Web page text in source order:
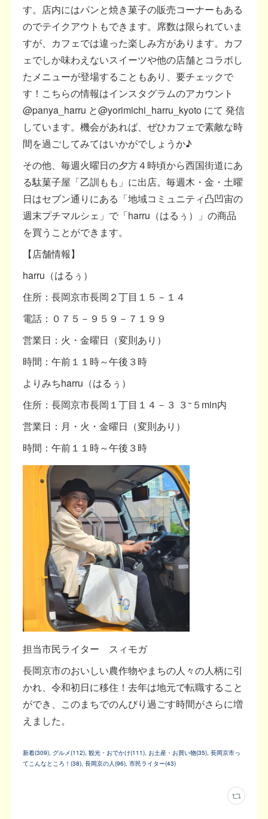
す。店内にはパンと焼き菓子の販売コーナーもある
のでテイクアウトもできます。席数は限られていま
すが、カフェでは違った楽しみ方があります。カフ
ェでしか味わえないスイーツや他の店舗とコラボし
たメニューが登場することもあり、要チェックで
す！こちらの情報はインスタグラムのアカウント
@panya_harru と@yorimichi_harru_kyoto にて 発信
しています。機会があれば、ぜひカフェで素敵な時
間を過ごしてみてはいかがでしょうか♪
その他、毎週火曜日の夕方４時頃から西国街道にあ
る駄菓子屋「乙訓もも」に出店。毎週木・金・土曜
日はセブン通りにある「地域コミュニティ凸凹宙の
週末プチマルシェ」で「harru（はるぅ）」の商品
を買うことができます。
【店舗情報】
harru（はるぅ）
住所：長岡京市長岡２丁目１５－１４
電話：０７５－９５９－７１９９
営業日：火・金曜日（変則あり）
時間：午前１１時～午後３時
よりみちharru（はるぅ）
住所：長岡京市長岡１丁目１４－３ ３⁻５min内
営業日：月・火・金曜日（変則あり）
時間：午前１１時～午後３時
担当市民ライター スィモガ
長岡京市のおいしい農作物やまちの人々の人柄に引
かれ、令和初日に移住！去年は地元で転職すること
ができ、このまちでのんびり過ごす時間がさらに増
えました。
新着(309) グルメ(112) 観光・おでかけ(111) お土産・お買い物(35) 長岡京市っ
てこんなところ！(38) 長岡京の人(96) 市民ライター(43)